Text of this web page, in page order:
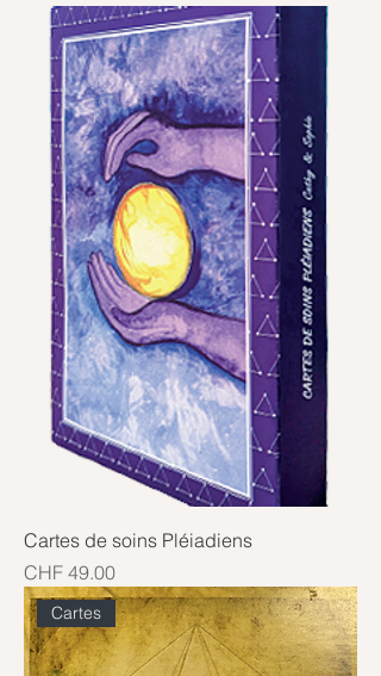
Cartes de soins Pléiadiens
Price
CHF 49.00
Cartes